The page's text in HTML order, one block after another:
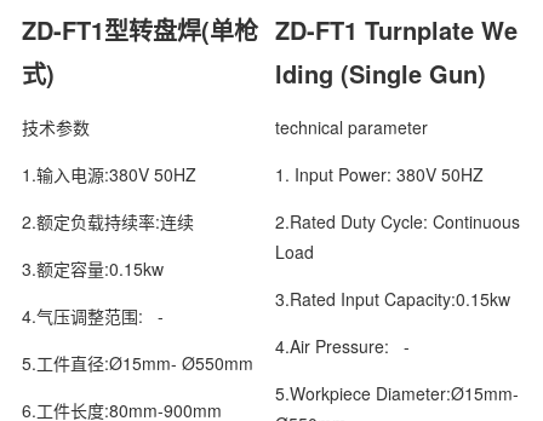
ZD-FT1型转盘焊(单枪
式)
技术参数
1.输入电源:380V 50HZ
2.额定负载持续率:连续
3.额定容量:0.15kw
4.气压调整范围: -
5.工件直径:Ø15mm- Ø550mm
6.工件长度:80mm-900mm
ZD-FT1 Turnplate We
lding (Single Gun)
technical parameter
1. Input Power: 380V 50HZ
2.Rated Duty Cycle: Continuous
Load
3.Rated Input Capacity:0.15kw
4.Air Pressure: -
5.Workpiece Diameter:Ø15mm-